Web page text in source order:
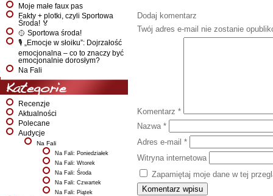
Moje małe faux pas
Fakty + plotki, czyli Sportowa
Środa! 🏅
🥎 Sportowa środa!
🎙️ „Emocje w słoiku”: Dojrzałość
emocjonalna – co to znaczy być
emocjonalnie dorosłym?
Na Fali
Kategorie
Recenzje
Aktualności
Polecane
Audycje
Na Fali
Na Fali: Poniedziałek
Na Fali: Wtorek
Na Fali: Środa
Na Fali: Czwartek
Na Fali: Piątek
Dodaj komentarz
Twój adres e-mail nie zostanie
Komentarz *
Nazwa *
Adres e-mail *
Witryna internetowa
Zapamiętaj moje dane w tej